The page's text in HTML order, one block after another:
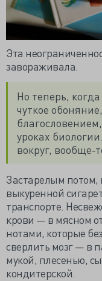
Эта
завораживала.
Но теперь,
чуткое
уроках
вокруг, вообще-
Застарелым потом,
выкуренной
транспорте.
крови — в мясном
нотами, которые
сверлить мозг — в
мукой, плесенью,
кондитерской.